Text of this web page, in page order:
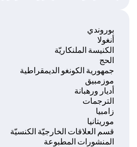
بوروندي
أنغولا
الكنيسة الملنكاريّة
الحج
جمهورية الكونغو الديمقراطية
موزمبيق
أديار ورهبانة
الترجمات
زامبيا
موريتانيا‎
قسم العلاقات الخارجيّة الكنسيّة
المنشورات المطبوعة